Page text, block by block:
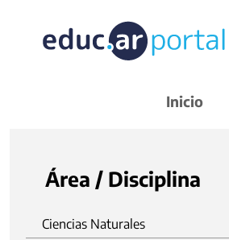
Inicio
Área / Disciplina
Ciencias Naturales